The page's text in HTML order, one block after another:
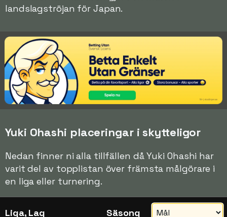
landslagströjan för Japan.
Yuki Ohashi placeringar i skytteligor
Nedan finner ni alla tillfällen då Yuki Ohashi har
varit del av topplistan över främsta målgörare i
en liga eller turnering.
Liga, Lag Säsong